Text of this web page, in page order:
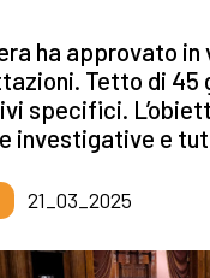
ha approvato
Tetto di 45
specifici.
investigative e
21_03_2025